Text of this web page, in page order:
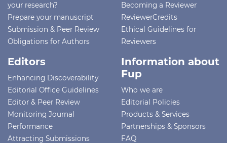
your research?
Prepare your manuscript
Submission & Peer Review
Obligations for Authors
Becoming a Reviewer
ReviewerCredits
Ethical Guidelines for
Reviewers
Editors
Enhancing Discoverability
Editorial Office Guidelines
Editor & Peer Review
Monitoring Journal
Performance
Attracting Submissions
Information about
Fup
Who we are
Editorial Policies
Products & Services
Partnerships & Sponsors
FAQ